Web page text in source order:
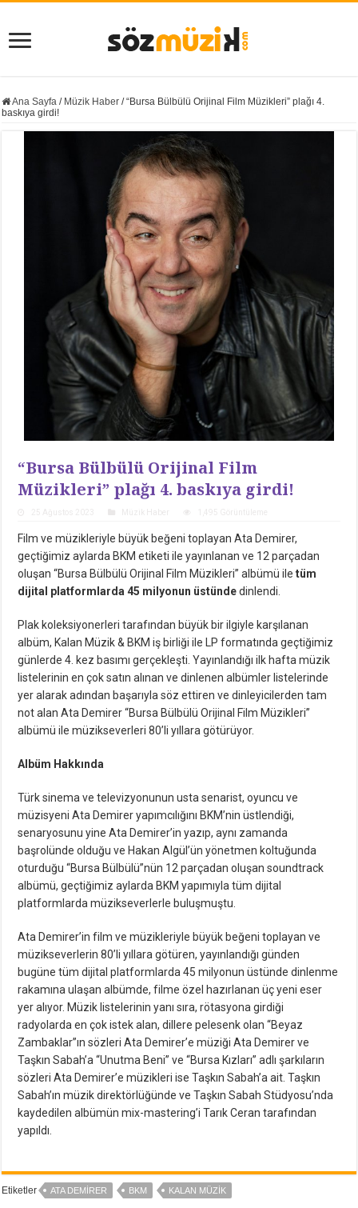
Ana Sayfa / Müzik Haber / “Bursa Bülbülü Orijinal Film Müzikleri” plağı 4.
baskıya girdi!
“Bursa Bülbülü Orijinal Film
Müzikleri” plağı 4. baskıya girdi!
Film ve müzikleriyle büyük beğeni toplayan Ata Demirer,
geçtiğimiz aylarda BKM etiketi ile yayınlanan ve 12 parçadan
oluşan “Bursa Bülbülü Orijinal Film Müzikleri” albümü iletüm
dijital platformlarda 45 milyonun üstündedinlendi.
Plak koleksiyonerleri tarafından büyük bir ilgiyle karşılanan
albüm, Kalan Müzik & BKM iş birliği ile LP formatında geçtiğimiz
günlerde 4. kez basımı gerçekleşti. Yayınlandığı ilk hafta müzik
listelerinin en çok satın alınan ve dinlenen albümler listelerinde
yer alarak adından başarıyla söz ettiren ve dinleyicilerden tam
not alan Ata Demirer “Bursa Bülbülü Orijinal Film Müzikleri”
albümü ile müzikseverleri 80’li yıllara götürüyor.
Albüm Hakkında
Türk sinema ve televizyonunun usta senarist, oyuncu ve
müzisyeni Ata Demirer yapımcılığını BKM’nin üstlendiği,
senaryosunu yine Ata Demirer’in yazıp, aynı zamanda
başrolünde olduğu ve Hakan Algül’ün yönetmen koltuğunda
oturduğu “Bursa Bülbülü”nün 12 parçadan oluşan soundtrack
albümü, geçtiğimiz aylarda BKM yapımıyla tüm dijital
platformlarda müzikseverlerle buluşmuştu.
Ata Demirer’in film ve müzikleriyle büyük beğeni toplayan ve
müzikseverlerin 80’li yıllara götüren, yayınlandığı günden
bugüne tüm dijital platformlarda 45 milyonun üstünde dinlenme
rakamına ulaşan albümde, filme özel hazırlanan üç yeni eser
yer alıyor. Müzik listelerinin yanı sıra, rötasyona girdiği
radyolarda en çok istek alan, dillere pelesenk olan “Beyaz
Zambaklar”ın sözleri Ata Demirer’e müziği Ata Demirer ve
Taşkın Sabah’a “Unutma Beni” ve “Bursa Kızları” adlı şarkıların
sözleri Ata Demirer’e müzikleri ise Taşkın Sabah’a ait. Taşkın
Sabah’ın müzik direktörlüğünde ve Taşkın Sabah Stüdyosu’nda
kaydedilen albümün mix-mastering’i Tarık Ceran tarafından
yapıldı.
Etiketler ATA DEMIRER BKM KALAN MÜZIK